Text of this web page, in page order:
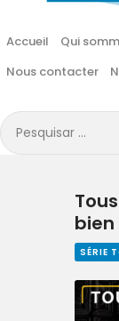
Accueil Qui
Nous contacter
Pesquisar
por:
SÉRIE